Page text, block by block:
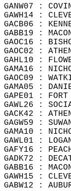
GANW07 :
GAWH14 :
GACB06 :
GABB19 :
GAOC16 :
GAOC02 :
GAHL10 :
GAMA16 :
GAOC09 :
GAMA05 :
GAPE01 :
GAWL26 :
GACK42 :
GAGW59 :
GAMA10 :
GAWL01 :
GAFY16 :
GADK72 :
GABB16 :
GAWH15 :
GABW12 :